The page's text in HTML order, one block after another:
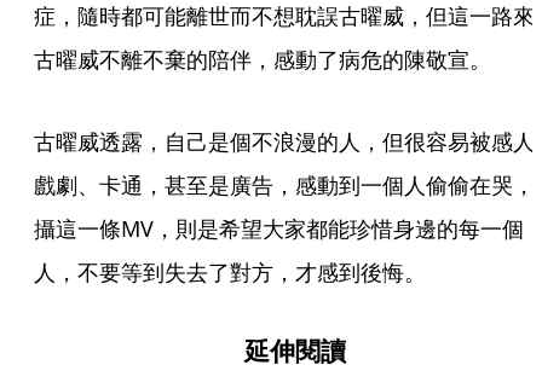
症，隨時都可能離世而不想耽誤古曜威，但這一路來
古曜威不離不棄的陪伴，感動了病危的陳敬宣。
古曜威透露，自己是個不浪漫的人，但很容易被感人
戲劇、卡通，甚至是廣告，感動到一個人偷偷在哭，
攝這一條MV，則是希望大家都能珍惜身邊的每一個
人，不要等到失去了對方，才感到後悔。
延伸閱讀